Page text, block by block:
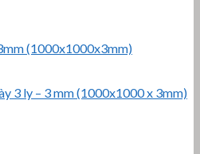
(1000x1000x3mm)